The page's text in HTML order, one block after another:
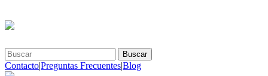
Buscar
por:
Buscar
Contacto|Preguntas Frecuentes|Blog